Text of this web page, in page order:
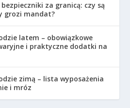
za granicą: czy są
grozi mandat?
latem – obowiązkowe
i praktyczne dodatki na
zimą – lista wyposażenia
i mróz